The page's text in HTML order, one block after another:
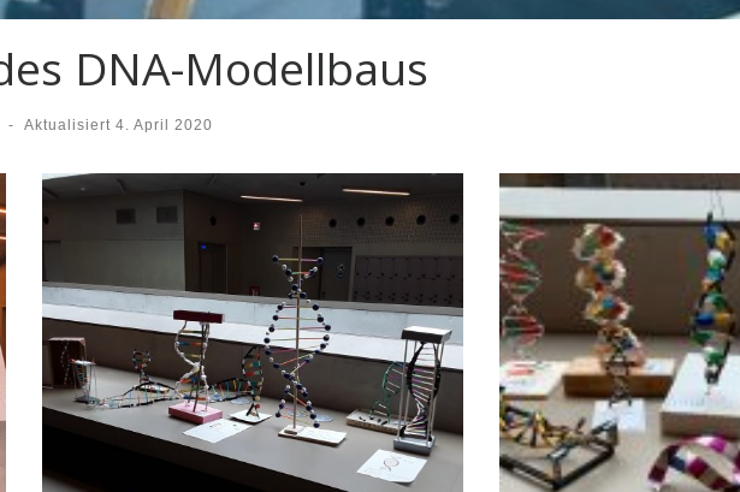
DNA-Modellbaus
- Aktualisiert4. April 2020